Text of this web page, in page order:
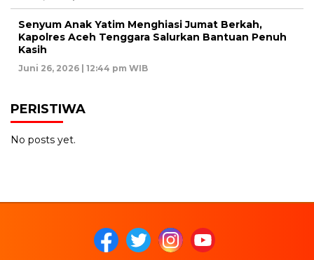
Senyum Anak Yatim Menghiasi Jumat Berkah,
Kapolres Aceh Tenggara Salurkan Bantuan Penuh
Kasih
Juni 26, 2026 | 12:44 pm WIB
PERISTIWA
No posts yet.